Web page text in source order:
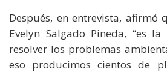
Después, en entrevista, afirmó
Evelyn Salgado Pineda, “es
resolver los problemas
eso producimos cientos de